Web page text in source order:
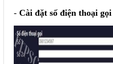
- Cài đặt số điện thoại